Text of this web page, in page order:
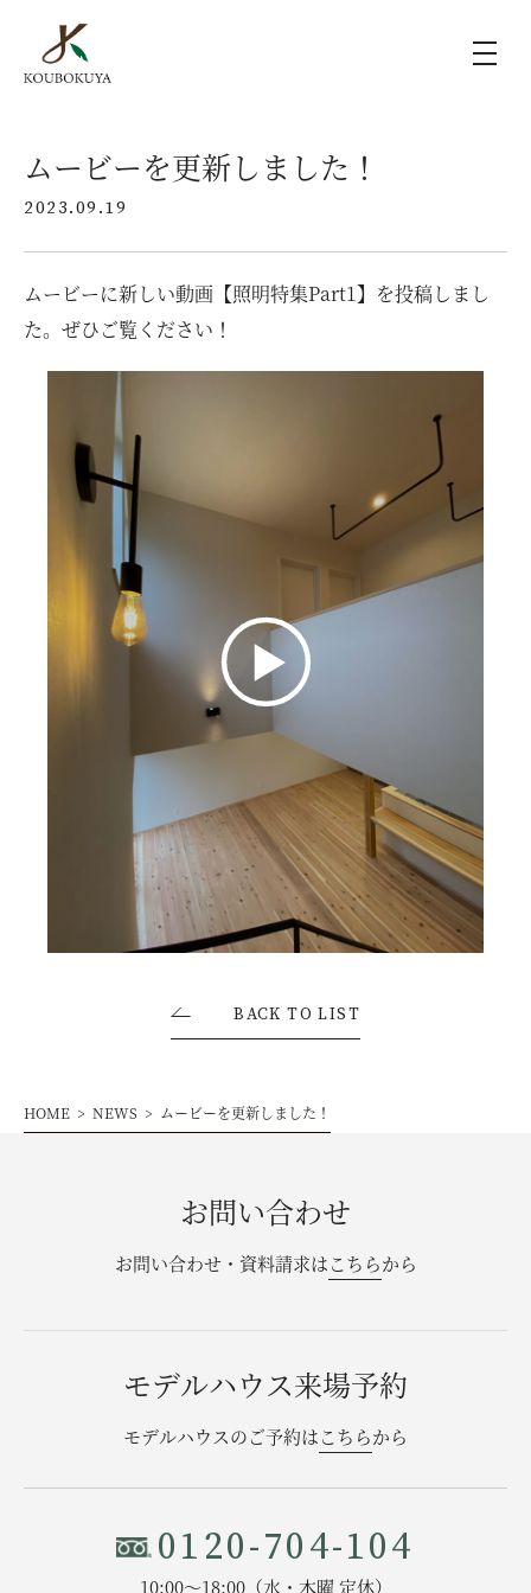
KOUBOKUYAの家づくり
施工事例
ラインナップ
モデルハウス（KOUBOX）
香木家通信
お客様の声
ムービー
リノベーション
ペレットストーブ
よくある質問
ニュース
お問い合わせ・資料請求
ムービーを更新しました！
2023.09.19
ムービーに新しい動画【照明特集Part1】を投稿しまし
た。ぜひご覧ください！
BACK TO LIST
HOME NEWS ムービーを更新しました！
お問い合わせ
お問い合わせ・資料請求はこちらから
モデルハウス来場予約
モデルハウスのご予約はこちらから
0120-704-104
10:00〜18:00（水・木曜 定休）